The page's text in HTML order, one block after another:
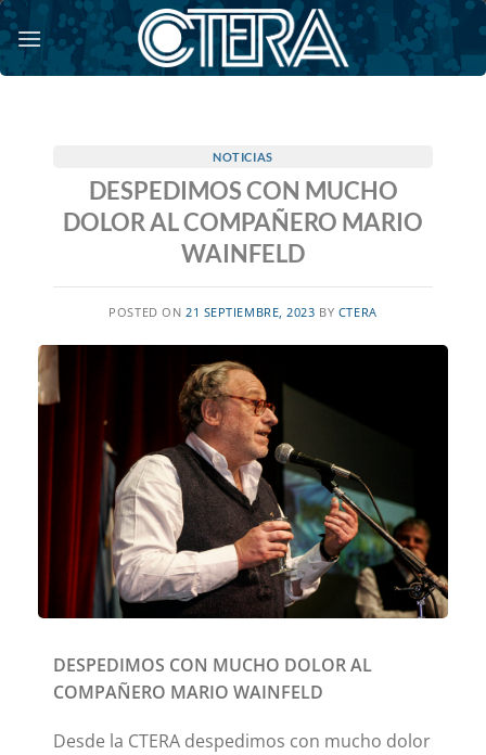
Saltar
al
contenido
NOTICIAS
DESPEDIMOS CON MUCHO
DOLOR AL COMPAÑERO MARIO
WAINFELD
POSTED ON 21 SEPTIEMBRE, 2023 BY CTERA
DESPEDIMOS CON MUCHO DOLOR AL
COMPAÑERO MARIO WAINFELD
Desde la CTERA despedimos con mucho dolor